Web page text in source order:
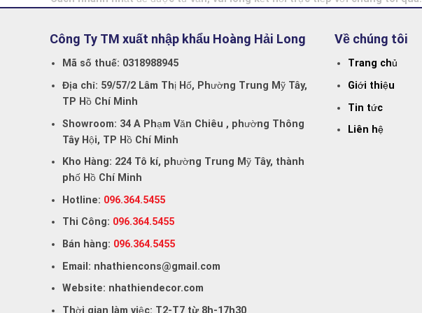
Công Ty TM xuất nhập khẩu Hoàng Hải Long
Mã số thuế: 0318988945
Địa chỉ: 59/57/2 Lâm Thị Hố, Phường Trung Mỹ Tây,
TP Hồ Chí Minh
Showroom: 34 A Phạm Văn Chiêu , phường Thông
Tây Hội, TP Hồ Chí Minh
Kho Hàng: 224 Tô kí, phường Trung Mỹ Tây, thành
phố Hồ Chí Minh
Hotline: 096.364.5455
Thi Công: 096.364.5455
Bán hàng: 096.364.5455
Email: nhathiencons@gmail.com
Website: nhathiendecor.com
Thời gian làm việc: T2-T7 từ 8h-17h30
Về chúng tôi
Trang chủ
Giới thiệu
Tin tức
Liên hệ